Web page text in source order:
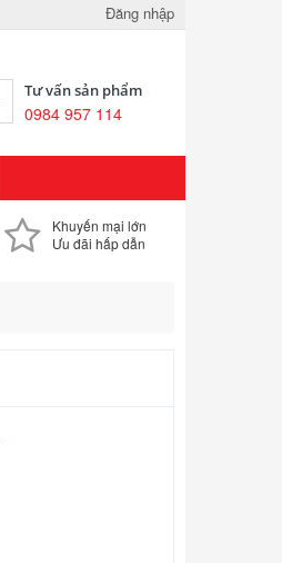
Đăng nhập
Tư vấn sản phẩm
0984 957 114
Khuyến mại lớn
Ưu đãi hấp dẫn